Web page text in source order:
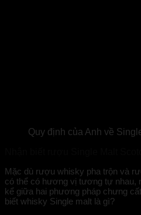
Quy định của Anh về
Mặc dù rượu whisky pha trộn và
có thể có hương vị tương tự nhau,
kể giữa hai phương pháp chưng
biết whisky Single malt là gì?